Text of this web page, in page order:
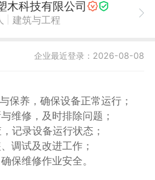
木科技有限公司
建筑与工程
企业最近登录：2026-08-08
保养，确保设备正常运行；
维修，及时排除问题；
记录设备运行状态；
调试及改进工作；
保维修作业安全。